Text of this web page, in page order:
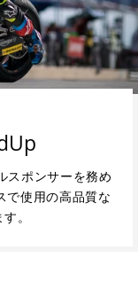
ポンサーを務め
で使用の高品質な
。